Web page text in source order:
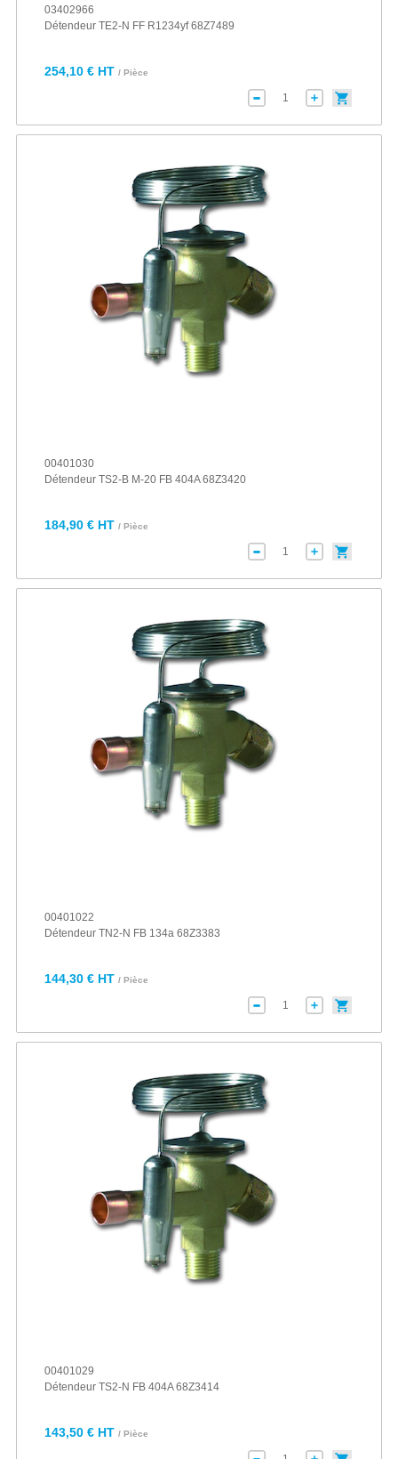
03402966
Détendeur TE2-N FF R1234yf 68Z7489
254,10 € HT / Pièce
00401030
Détendeur TS2-B M-20 FB 404A 68Z3420
184,90 € HT / Pièce
00401022
Détendeur TN2-N FB 134a 68Z3383
144,30 € HT / Pièce
00401029
Détendeur TS2-N FB 404A 68Z3414
143,50 € HT / Pièce